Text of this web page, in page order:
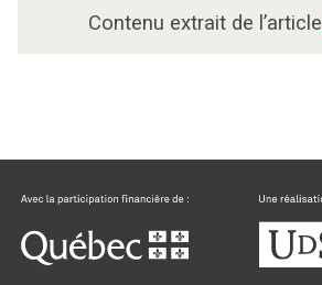
Contenu extrait de l’article